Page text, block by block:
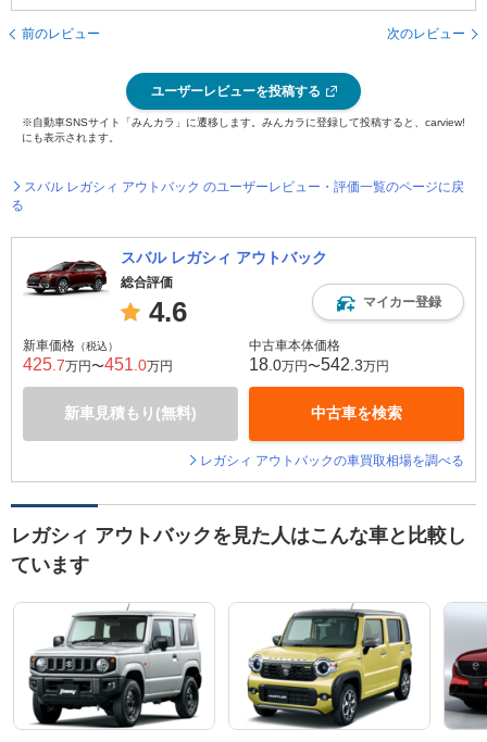
前のレビュー 次のレビュー
ユーザーレビューを投稿する
※自動車SNSサイト「みんカラ」に遷移します。みんカラに登録して投稿すると、carview!
にも表示されます。
スバル レガシィ アウトバック のユーザーレビュー・評価一覧のページに戻
る
スバル レガシィ アウトバック
総合評価
4.6 マイカー登録
新車価格 （税込）
425 .7万円〜451 .0万円
新車見積もり(無料)
中古車本体価格
18 .0万円〜542 .3万円
中古車を検索
レガシィ アウトバックの車買取相場を調べる
レガシィ アウトバックを見た人はこんな車と比較し
ています